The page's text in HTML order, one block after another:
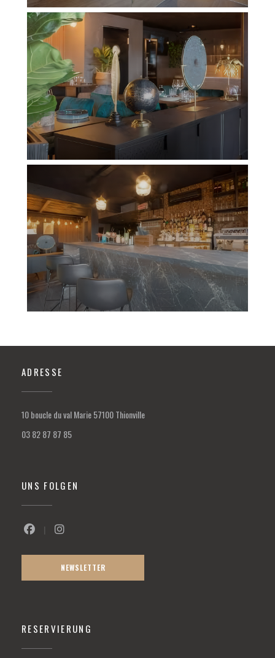
ADRESSE
10 boucle du val Marie 57100 Thionville((öffnet ein neues Fenster))
03 82 87 87 85
UNS FOLGEN
Facebook ((öffnet ein neues Fenster))
NEWSLETTER
RESERVIERUNG